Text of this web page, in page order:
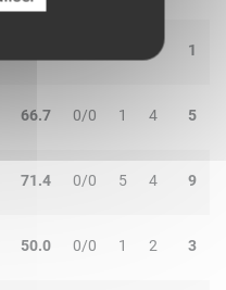
1
66.7 0/0 1 4 5
71.4 0/0 5 4 9
50.0 0/0 1 2 3